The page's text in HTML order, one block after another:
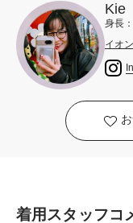
Kie
身長
イオ
着用スタッフコ